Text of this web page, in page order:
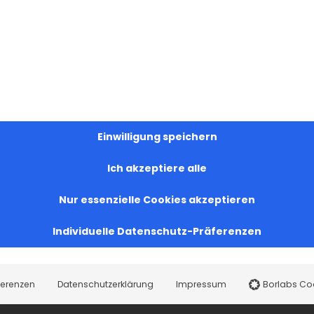
Einwilligung speichern
Ich akzeptiere alle
Nur essenzielle Cookies akzeptieren
Individuelle Datenschutz-Präferenzen
Datenschutzerklärung Impressum Borlabs